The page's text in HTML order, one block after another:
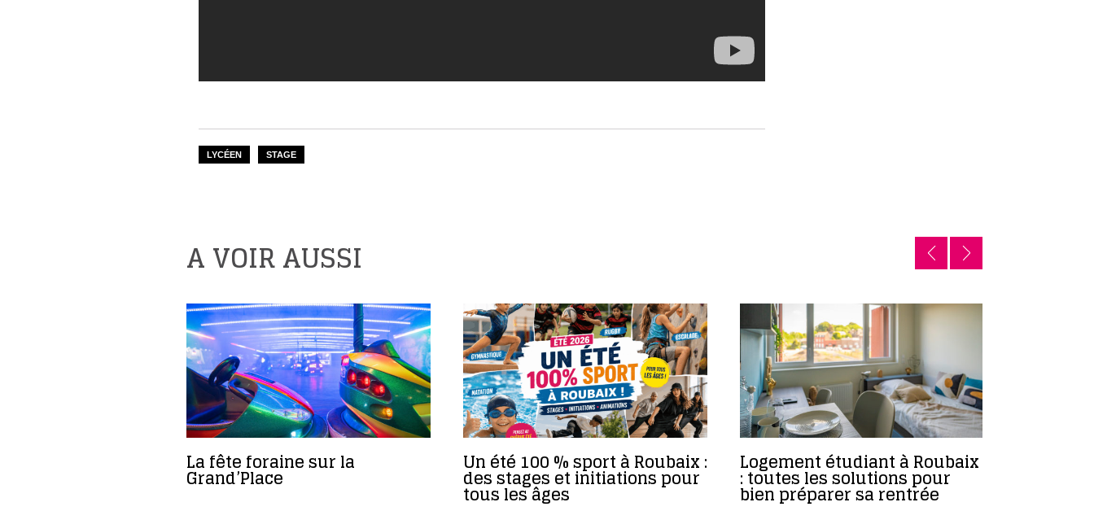
LYCÉEN STAGE
A VOIR AUSSI
La fête foraine sur la
Grand’Place
Un été 100 % sport à Roubaix :
des stages et initiations pour
tous les âges
Logement étudiant à Roubaix
: toutes les solutions pour
bien préparer sa rentrée